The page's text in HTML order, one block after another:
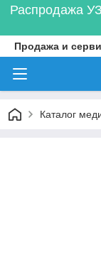
Распродажа
Продажа и
Каталог